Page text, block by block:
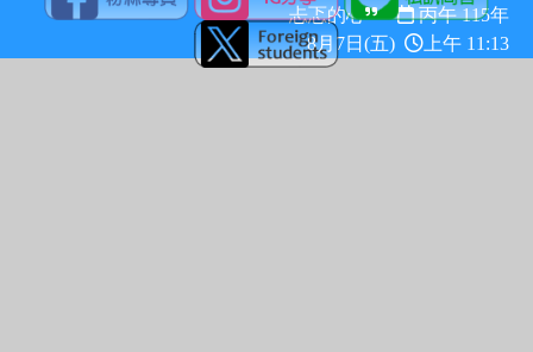
忐忑的心
丙午 115年
8月7日(五)
上午 11:13